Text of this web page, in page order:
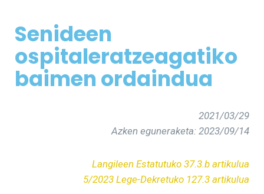
Senideen
ospitaleratzeagatiko
baimen ordaindua
2021/03/29
Azken eguneraketa: 2023/09/14
Langileen Estatutuko 37.3.b artikulua
5/2023 Lege-Dekretuko 127.3 artikulua